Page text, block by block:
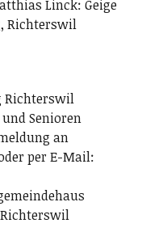
Linck: Geige
Richterswil
Richterswil
Senioren
an
per E-Mail: